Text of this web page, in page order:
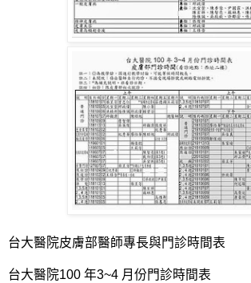
台大醫院皮膚部醫師專長與門診時間表
台大醫院100 年3~4 月份門診時間表